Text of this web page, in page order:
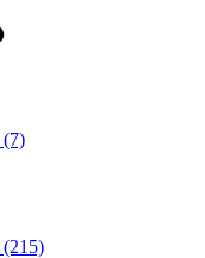
(7)
(215)